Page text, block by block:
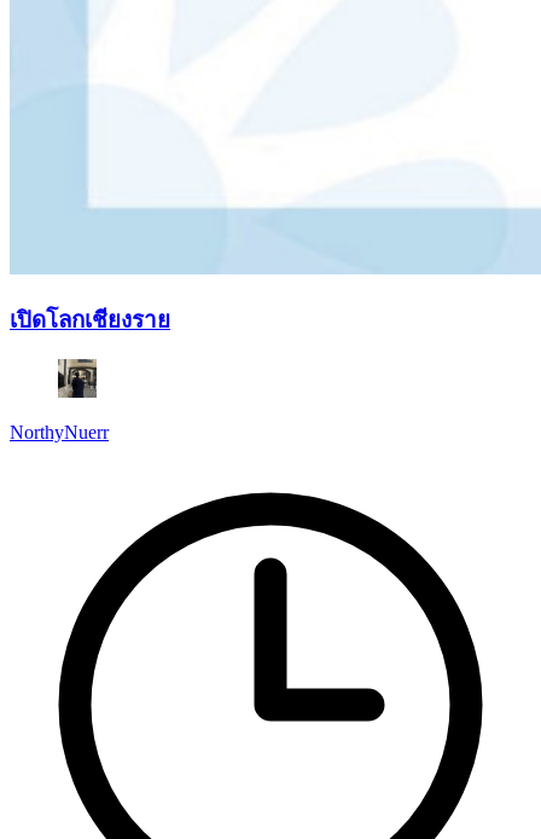
เปิดโลกเชียงราย
NorthyNuerr